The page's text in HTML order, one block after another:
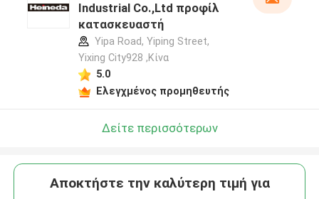
Industrial Co.,Ltd προφίλ
κατασκευαστή
Yipa Road, Yiping Street,
Yixing City928 ,Κίνα
5.0
Ελεγχμένος προμηθευτής
Δείτε περισσότερων
Αποκτήστε την καλύτερη τιμή για